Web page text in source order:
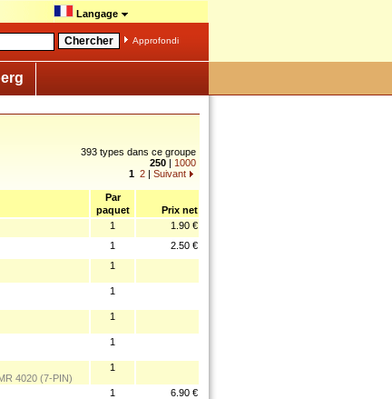
Langage
Approfondi
393 types dans ce groupe
250 | 1000
1 2 | Suivant
Par
paquet
Prix net
1
1.90 €
1
2.50 €
1
1
1
1
4020 (7-PIN)
1
1
6.90 €